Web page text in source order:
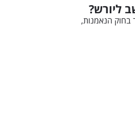
ליורש?
בחוק הנאמנות,